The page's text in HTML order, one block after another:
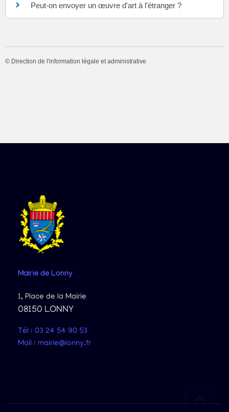
Peut-on envoyer un œuvre d'art à l'étranger ?
© Direction de l'information légale et administrative
Mairie de Lonny
1, Place de la Mairie
08150 LONNY
Tél : 03 24 54 90 53
Mail : mairie@lonny.fr